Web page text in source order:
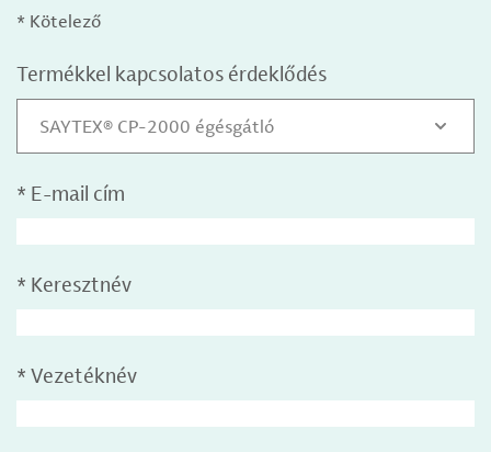
* Kötelező
Termékkel kapcsolatos érdeklődés
SAYTEX® CP-2000 égésgátló
* E-mail cím
* Keresztnév
* Vezetéknév